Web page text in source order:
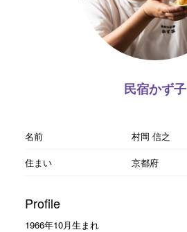
民宿かず子
名前
村岡 信之
住まい
京都府
Profile
1966年10月生まれ